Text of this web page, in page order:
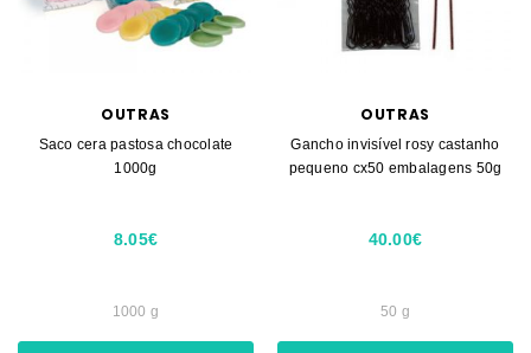
OUTRAS
Saco cera pastosa chocolate
1000g
8.05€
1000 g
OUTRAS
Gancho invisível rosy castanho
pequeno cx50 embalagens 50g
40.00€
50 g